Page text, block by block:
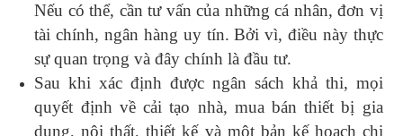
Nếu có thể, cần tư vấn của những cá nhân, đơn vị
tài chính, ngân hàng uy tín. Bởi vì, điều này thực
sự quan trọng và đây chính là đầu tư.
Sau khi xác định được ngân sách khả thi, mọi
quyết định về cải tạo nhà, mua bán thiết bị gia
dụng, nội thất, thiết kế và một bản kế hoạch chi